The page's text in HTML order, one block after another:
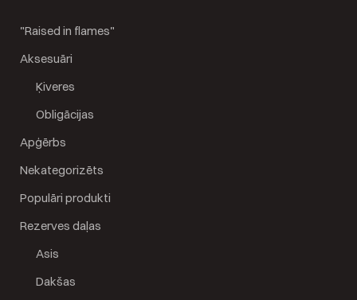
"Raised in flames"
Aksesuāri
Ķiveres
Obligācijas
Apģērbs
Nekategorizēts
Populāri produkti
Rezerves daļas
Asis
Dakšas